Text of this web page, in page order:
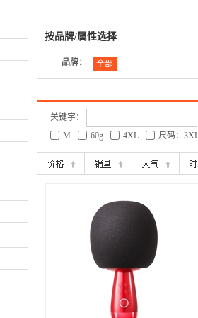
按品牌/属性选择
品牌： 全部
关键字：
M
60g 4XL 尺码：